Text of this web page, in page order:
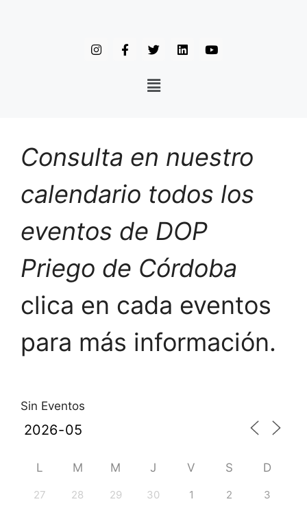
Consulta en nuestro
calendario todos los
eventos de DOP
Priego de Córdoba
clica en cada eventos
para más información.
Sin Eventos
L M M J V S D
27 28 29 30 1 2
3